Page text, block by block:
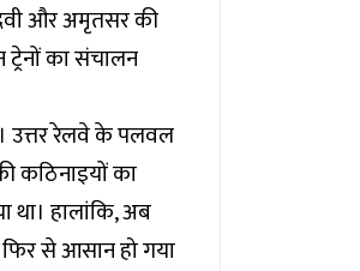
और अमृतसर की
ट्रेनों का संचालन
उत्तर रेलवे के पलवल
कठिनाइयों का
था। हालांकि, अब
फिर से आसान हो गया